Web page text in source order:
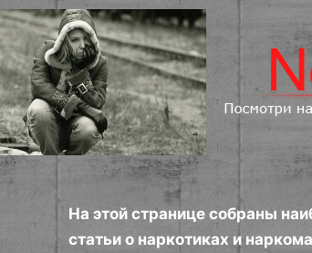
На этой странице собраны
статьи о наркотиках и